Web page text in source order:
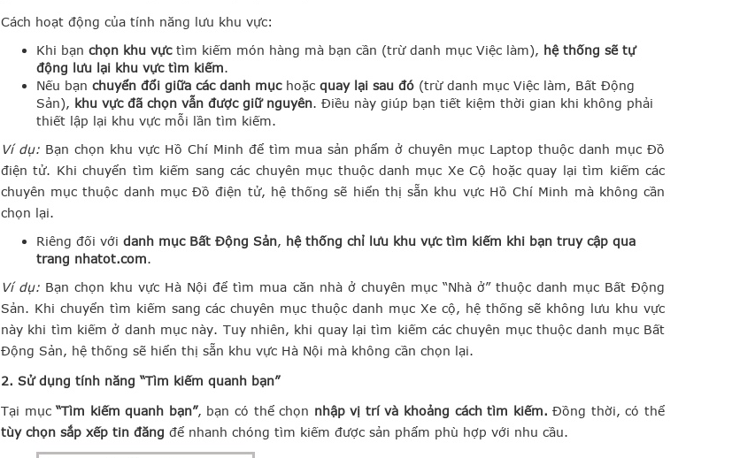
Cách hoạt động của tính năng lưu khu vực:
Khi bạn chọn khu vựctìm kiếm món hàng mà bạn cần (trừ ​danh mục Việc làm), hệ thống sẽ tự
động lưu lại khu vực tìm kiếm.
Nếu bạn chuyển đổi giữa các danh mụchoặc quay lại sau đó (trừ ​danh mục Việc làm, Bất Động
Sản), khu vực đã chọn vẫn được giữ nguyên. Điều này giúp bạn tiết kiệm thời gian khi không phải
thiết lập lại khu vực mỗi lần tìm kiếm.
Ví dụ: Bạn chọn khu vực Hồ Chí Minh để tìm mua sản phẩm ở chuyên mục Laptop thuộc danh mục Đồ
điện tử. Khi chuyển tìm kiếm sang các chuyên mục thuộc danh mục Xe Cộ hoặc quay lại tìm kiếm các
chuyên mục thuộc danh mục Đồ điện tử, hệ thống sẽ hiển thị sẵn khu vực Hồ Chí Minh mà không cần
chọn lại.
Riêng đối với danh mục Bất Động Sản, hệ thống chỉ lưu khu vực tìm kiếm khi bạn truy cập qua
trang nhatot.com.
Ví dụ: Bạn chọn khu vực Hà Nội để tìm mua căn nhà ở chuyên mục “Nhà ở” thuộc danh mục Bất Động
Sản. Khi chuyển tìm kiếm sang các chuyên mục thuộc danh mục Xe cộ, hệ thống sẽ không lưu khu vực
này khi tìm kiếm ở danh mục này. Tuy nhiên, khi quay lại tìm kiếm các chuyên mục thuộc danh mục Bất
Động Sản, hệ thống sẽ hiển thị sẵn khu vực Hà Nội mà không cần chọn lại.
2. Sử dụng tính năng “Tìm kiếm quanh bạn”
Tại mục“Tìm kiếm quanh bạn”, bạn có thể chọn nhập vị trí và khoảng cách tìm kiếm. Đồng thời, có thể
tùy chọn sắp xếp tin đăng để nhanh chóng tìm kiếm được sản phẩm phù hợp với nhu cầu.